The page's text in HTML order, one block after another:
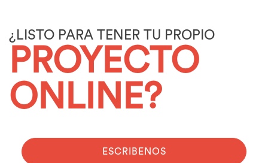
¿LISTO PARA TENER TU PROPIO
PROYECTO
ONLINE?
ESCRIBENOS